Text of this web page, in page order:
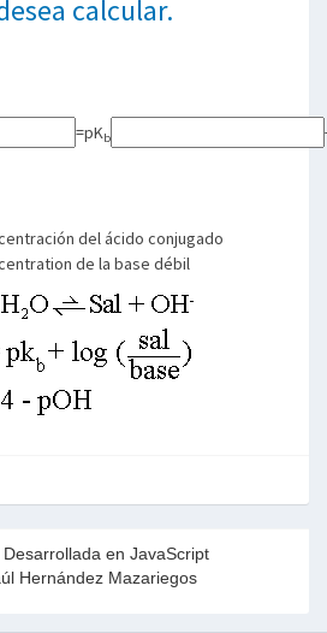
calcular.
=pKb
del ácido conjugado
de la base débil
en JavaScript
Hernández Mazariegos